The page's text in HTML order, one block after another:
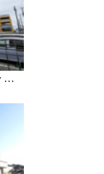
MEGAドン・キホーテUNY 市原店